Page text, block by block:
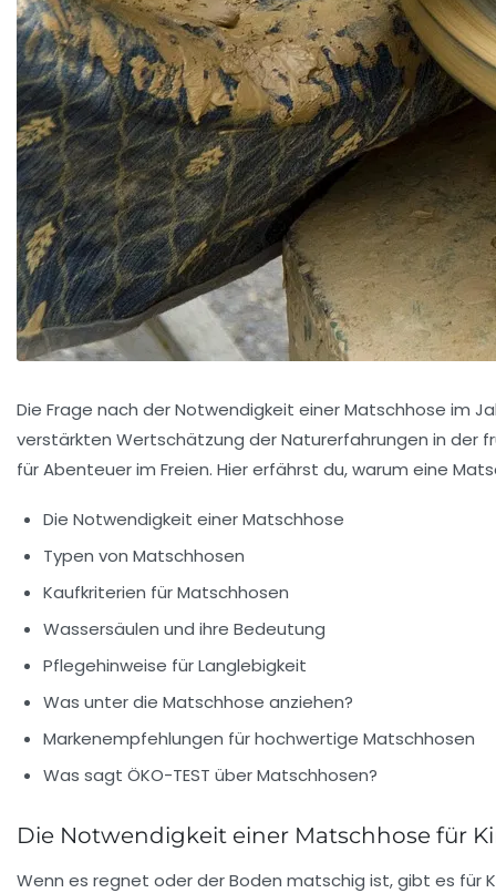
Die Frage nach der Notwendigkeit einer Matschhose im
verstärkten Wertschätzung der Naturerfahrungen in der
für Abenteuer im Freien. Hier erfährst du, warum eine
Die Notwendigkeit einer Matschhose
Typen von Matschhosen
Kaufkriterien für Matschhosen
Wassersäulen und ihre Bedeutung
Pflegehinweise für Langlebigkeit
Was unter die Matschhose anziehen?
Markenempfehlungen für hochwertige Matschhosen
Was sagt ÖKO-TEST über Matschhosen?
Die Notwendigkeit einer Matschhose für
Wenn es regnet oder der Boden matschig ist, gibt es für